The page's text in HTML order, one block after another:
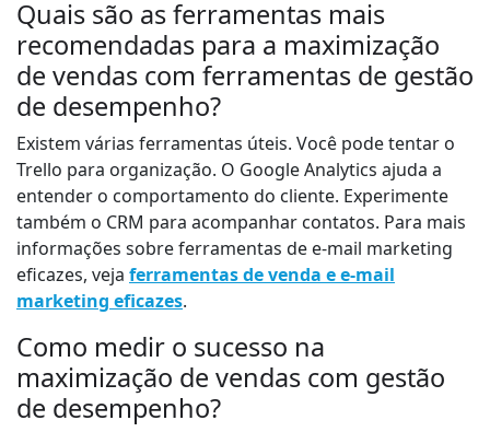
Quais são as ferramentas mais
recomendadas para a maximização
de vendas com ferramentas de gestão
de desempenho?
Existem várias ferramentas úteis. Você pode tentar o
Trello para organização. O Google Analytics ajuda a
entender o comportamento do cliente. Experimente
também o CRM para acompanhar contatos. Para mais
informações sobre ferramentas de e-mail marketing
eficazes, veja ferramentas de venda e e-mail
marketing eficazes.
Como medir o sucesso na
maximização de vendas com gestão
de desempenho?